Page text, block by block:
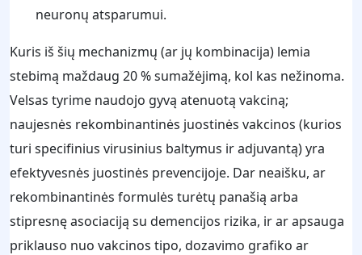
neuronų atsparumui.
Kuris iš šių mechanizmų (ar jų kombinacija) lemia
stebimą maždaug 20 % sumažėjimą, kol kas nežinoma.
Velsas tyrime naudojo gyvą atenuotą vakciną;
naujesnės rekombinantinės juostinės vakcinos (kurios
turi specifinius virusinius baltymus ir adjuvantą) yra
efektyvesnės juostinės prevencijoje. Dar neaišku, ar
rekombinantinės formulės turėtų panašią arba
stipresnę asociaciją su demencijos rizika, ir ar apsauga
priklauso nuo vakcinos tipo, dozavimo grafiko ar